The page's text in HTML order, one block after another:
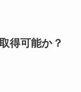
得可能か？